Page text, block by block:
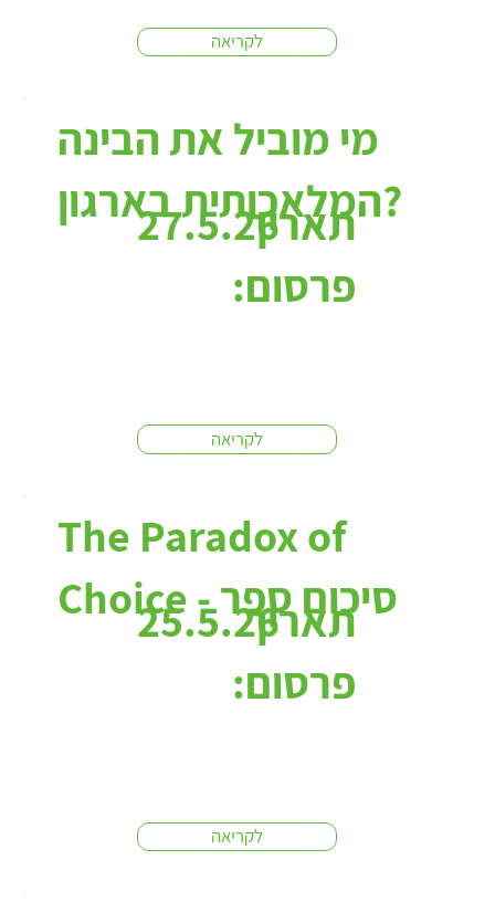
לקריאה
מי מוביל את הבינה
המלאכותית בארגון?
לקריאה
27.5.26תאריך
פרסום:
The Paradox of
Choice - סיכום ספר
לקריאה
25.5.26תאריך
פרסום: